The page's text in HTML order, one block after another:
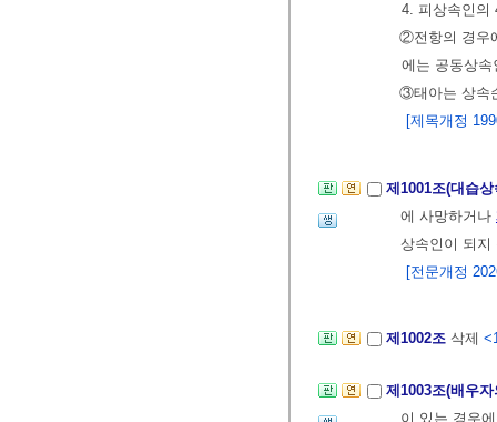
4. 피상속인의
②전항의 경우
에는 공동상속
③태아는 상속
[제목개정
제1001조(대습
에 사망하거나
상속인이 되지
[전문개정
제1002조 삭제
제1003조(배우
이 있는 경우